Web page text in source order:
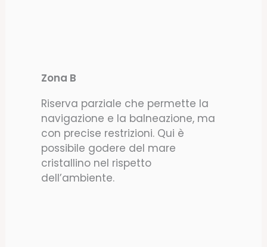
Zona B
Riserva parziale che permette la
navigazione e la balneazione, ma
con precise restrizioni. Qui è
possibile godere del mare
cristallino nel rispetto
dell’ambiente.